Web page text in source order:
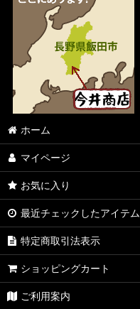
ホーム
マイページ
お気に入り
最近チェックしたアイテム
特定商取引法表示
ショッピングカート
ご利用案内